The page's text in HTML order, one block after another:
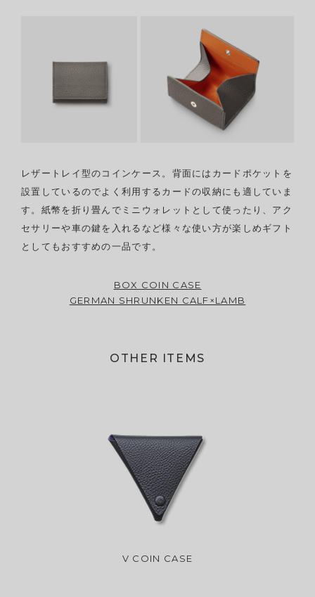
レザートレイ型のコインケース。背面にはカードポケットを
設置しているのでよく利用するカードの収納にも適していま
す。紙幣を折り畳んでミニウォレットとして使ったり、アク
セサリーや車の鍵を入れるなど様々な使い方が楽しめギフト
としてもおすすめの一品です。
BOX COIN CASE
GERMAN SHRUNKEN CALF×LAMB
OTHER ITEMS
V COIN CASE